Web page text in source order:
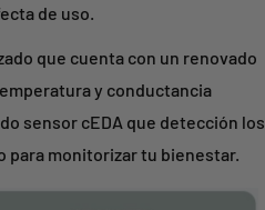
de uso.
que cuenta con un renovado
y conductancia
sensor cEDA que detección los
para monitorizar tu bienestar.